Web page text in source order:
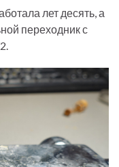
лет десять, а
переходник с